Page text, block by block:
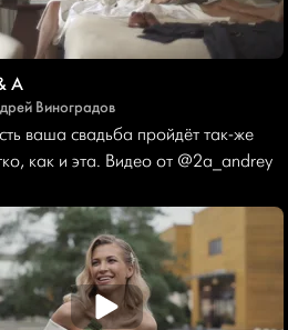
A
Виноградов
ваша свадьба пройдёт так-же
как и эта. Видео от @2a_andrey